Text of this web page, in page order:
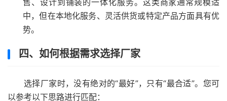
售、设计到铺装的一体化服务。这类商家通常规模适
中，但在本地化服务、灵活供货或特定产品方面具有优
势。
四、如何根据需求选择厂家
选择厂家时，没有绝对的“最好”，只有“最合适”。您可
以参考以下思路进行匹配：